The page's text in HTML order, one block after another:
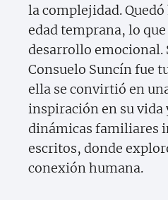
la complejidad.
edad temprana, lo
desarrollo
Consuelo Suncín fue
ella se convirtió en
inspiración en su vida
dinámicas familiares
escritos, donde
conexión humana.